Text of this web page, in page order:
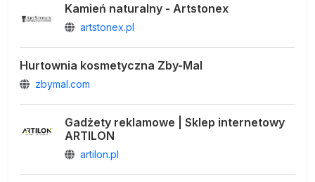
Kamień naturalny - Artstonex
artstonex.pl
Hurtownia kosmetyczna Zby-Mal
zbymal.com
Gadżety reklamowe | Sklep internetowy
ARTILON
artilon.pl